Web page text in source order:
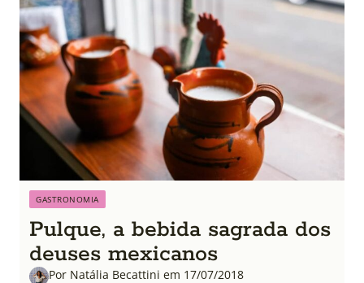
GASTRONOMIA
Pulque, a bebida sagrada dos
deuses mexicanos
Por Natália Becattini em 17/07/2018